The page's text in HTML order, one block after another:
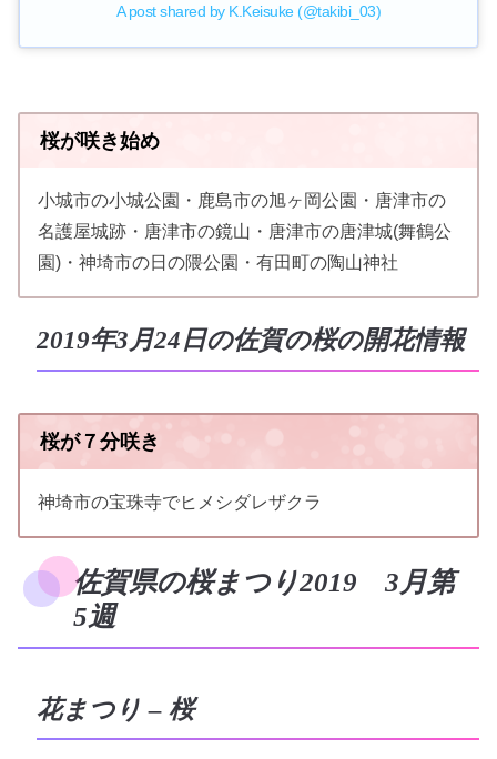
A post shared by K.Keisuke (@takibi_03)
桜が咲き始め
小城市の小城公園・鹿島市の旭ヶ岡公園・唐津市の
名護屋城跡・唐津市の鏡山・唐津市の唐津城(舞鶴公
園)・神埼市の日の隈公園・有田町の陶山神社
2019年3月24日の佐賀の桜の開花情報
桜が７分咲き
神埼市の宝珠寺でヒメシダレザクラ
佐賀県の桜まつり2019 3月第
5週
花まつり – 桜